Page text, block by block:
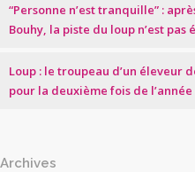
“Personne n’est tranquille” :
Bouhy, la piste du loup n’est
Loup : le troupeau d’un éleveur
pour la deuxième fois de
Archives